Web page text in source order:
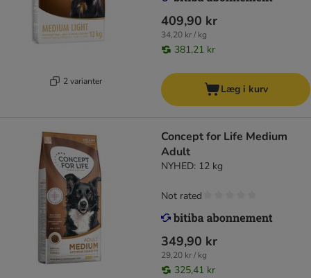
2 varianter
409,90 kr
34,20 kr / kg
381,21 kr
Læg i kurv
Concept for Life Medium
Adult
NYHED: 12 kg
349,90 kr
29,20 kr / kg
325,41 kr
Not rated